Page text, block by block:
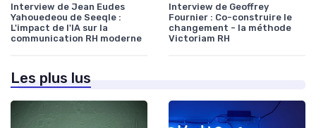
Interview de Jean Eudes
Yahouedeou de Seeqle :
L'impact de l'IA sur la
communication RH moderne
Interview de Geoffrey
Fournier : Co-construire le
changement - la méthode
Victoriam RH
Les plus lus